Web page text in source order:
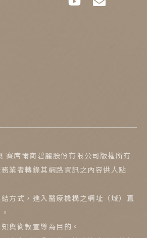
門麗思醫美診所
賽席爾商碧麗股份有限公司版權所有
業者轉錄其網路資訊之內容供人點
方式，進入醫療機構之網址（域）直
與衛教宣導為目的。